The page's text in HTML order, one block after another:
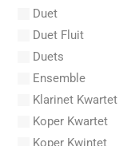
AC/DC
Acker, Dieter
Acosta, Omar
Duet
Duet Fluit
Duets
Ensemble
Klarinet Kwartet
Koper Kwartet
Koper Kwintet